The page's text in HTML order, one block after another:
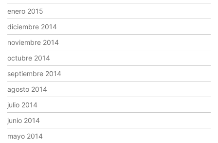
enero 2015
diciembre 2014
noviembre 2014
octubre 2014
septiembre 2014
agosto 2014
julio 2014
junio 2014
mayo 2014